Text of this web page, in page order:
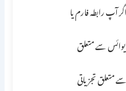
آپ رابطہ فارم یا
سے متعلق
تجزیاتی